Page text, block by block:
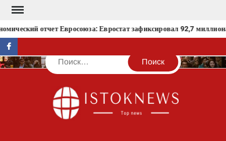
Перейти
содержимомуотчет Евросоюза: Евростат зафиксировал 92,7
facebook
Поиск